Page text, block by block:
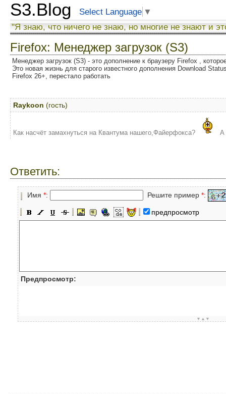
S3.Blog Select Language ▼
"Я знаю, что ничего не знаю, но многие не знают и
Firefox: Менеджер загрузок (S3)
Менеджер загрузок (S3) - это дополнение к браузеру Firefox ,
Это новая жизнь для старого известного дополнения Download
Firefox 26+, перестало работать
Raykoon (гость)
Как насчёт замахнуться на Квантума нашего,Файерфокса? А
Ответить:
Имя *: Решите пример *:
предпросмотр
Предпросмотр:
▼▲▼